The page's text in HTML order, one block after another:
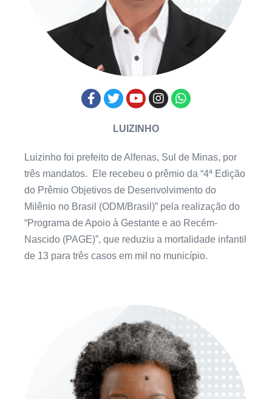
LUIZINHO
Luizinho foi prefeito de Alfenas, Sul de Minas, por
três mandatos. Ele recebeu o prêmio da “4ª Edição
do Prêmio Objetivos de Desenvolvimento do
Milênio no Brasil (ODM/Brasil)” pela realização do
“Programa de Apoio à Gestante e ao Recém-
Nascido (PAGE)”, que reduziu a mortalidade infantil
de 13 para três casos em mil no município.